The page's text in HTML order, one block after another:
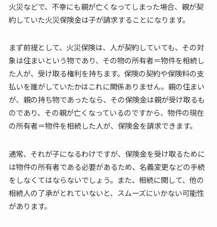
火災などで、不幸にも親が亡くなってしまった場合、親が契
約していた火災保険金は子が請求することになります。
まず前提として、火災保険は、人が契約していても、その対
象は住まいという物であり、その物の所有者＝物件を相続し
た人が、受け取る権利を持ちます。保険の契約や保険料の支
払いを誰がしていたかはこれに関係ありません。親の住まい
が、親の持ち物であったなら、その保険金は親が受け取るも
のであり、その親が亡くなっているのですから、物件の現在
の所有者＝物件を相続した人が、保険金を請求できます。
通常、それが子になるわけですが、保険金を受け取るために
は物件の所有者である必要があるため、名義変更などの手続
をしなくてはならないでしょう。また、相続に関して、他の
相続人の了承がとれていないと、スムーズにいかない可能性
があります。